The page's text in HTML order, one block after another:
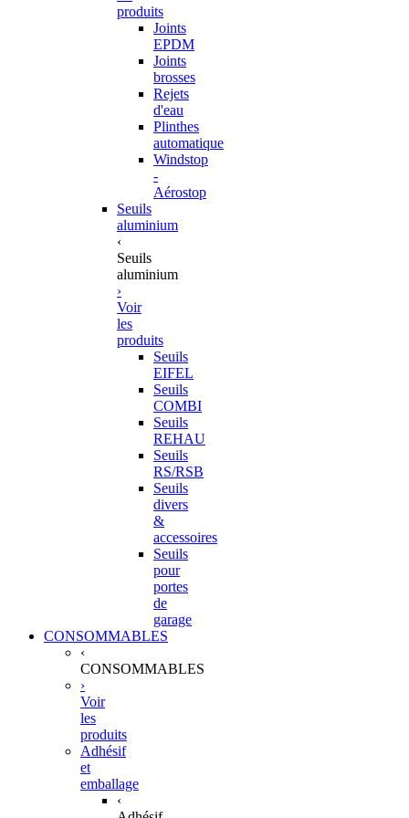
produits
Joints
EPDM
Joints
brosses
Rejets
d'eau
Plinthes
automatique
Windstop
-
Aérostop
Seuils
aluminium
‹
Seuils
aluminium
›
Voir
les
produits
Seuils
EIFEL
Seuils
COMBI
Seuils
REHAU
Seuils
RS/RSB
Seuils
divers
&
accessoires
Seuils
pour
portes
de
garage
CONSOMMABLES
‹
CONSOMMABLES
›
Voir
les
produits
Adhésif
et
emballage
‹